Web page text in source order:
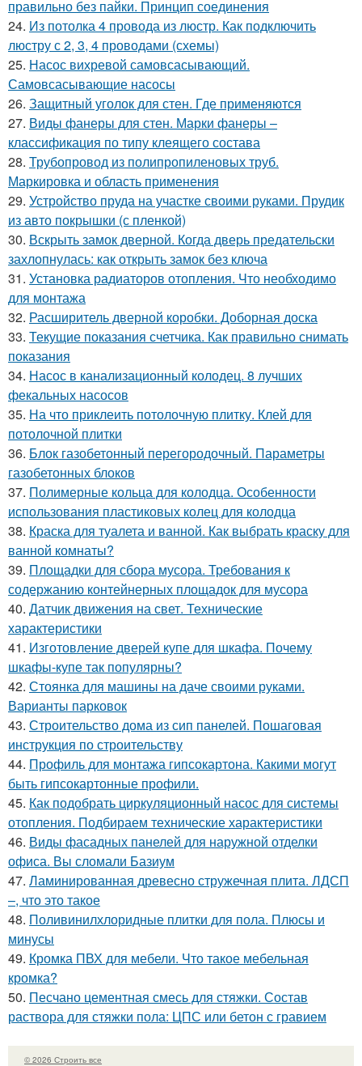
правильно без пайки. Принцип соединения
24. Из потолка 4 провода из люстр. Как подключить
люстру с 2, 3, 4 проводами (схемы)
25. Насос вихревой самовсасывающий.
Самовсасывающие насосы
26. Защитный уголок для стен. Где применяются
27. Виды фанеры для стен. Марки фанеры –
классификация по типу клеящего состава
28. Трубопровод из полипропиленовых труб.
Маркировка и область применения
29. Устройство пруда на участке своими руками. Прудик
из авто покрышки (с пленкой)
30. Вскрыть замок дверной. Когда дверь предательски
захлопнулась: как открыть замок без ключа
31. Установка радиаторов отопления. Что необходимо
для монтажа
32. Расширитель дверной коробки. Доборная доска
33. Текущие показания счетчика. Как правильно снимать
показания
34. Насос в канализационный колодец. 8 лучших
фекальных насосов
35. На что приклеить потолочную плитку. Клей для
потолочной плитки
36. Блок газобетонный перегородочный. Параметры
газобетонных блоков
37. Полимерные кольца для колодца. Особенности
использования пластиковых колец для колодца
38. Краска для туалета и ванной. Как выбрать краску для
ванной комнаты?
39. Площадки для сбора мусора. Требования к
содержанию контейнерных площадок для мусора
40. Датчик движения на свет. Технические
характеристики
41. Изготовление дверей купе для шкафа. Почему
шкафы-купе так популярны?
42. Стоянка для машины на даче своими руками.
Варианты парковок
43. Строительство дома из сип панелей. Пошаговая
инструкция по строительству
44. Профиль для монтажа гипсокартона. Какими могут
быть гипсокартонные профили.
45. Как подобрать циркуляционный насос для системы
отопления. Подбираем технические характеристики
46. Виды фасадных панелей для наружной отделки
офиса. Вы сломали Базиум
47. Ламинированная древесно стружечная плита. ЛДСП
–, что это такое
48. Поливинилхлоридные плитки для пола. Плюсы и
минусы
49. Кромка ПВХ для мебели. Что такое мебельная
кромка?
50. Песчано цементная смесь для стяжки. Состав
раствора для стяжки пола: ЦПС или бетон с гравием
© 2026 Строить все